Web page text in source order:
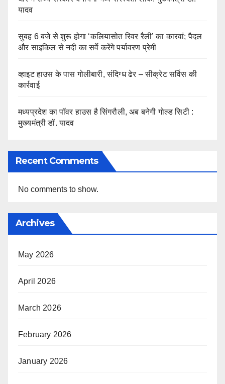
यादव
सुबह 6 बजे से शुरू होगा ‘कलियासोत रिवर रैली’ का कारवां; पैदल
और साइकिल से नदी का सर्वे करेंगे पर्यावरण प्रेमी
व्हाइट हाउस के पास गोलीबारी, संदिग्ध ढेर – सीक्रेट सर्विस की
कार्रवाई
मध्यप्रदेश का पॉवर हाउस है सिंगरौली, अब बनेगी गोल्ड सिटी :
मुख्यमंत्री डॉ. यादव
Recent Comments
No comments to show.
Archives
May 2026
April 2026
March 2026
February 2026
January 2026